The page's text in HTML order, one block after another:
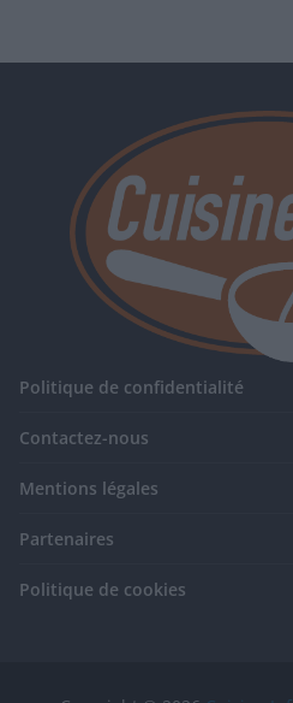
Politique de confidentialité
Contactez-nous
Mentions légales
Partenaires
Politique de cookies